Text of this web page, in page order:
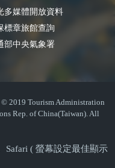
多媒體開放資料
標章旅館查詢
部中央氣象署
2019 Tourism Administration
Rep. of China(Taiwan). All
Safari ( 螢幕設定最佳顯示